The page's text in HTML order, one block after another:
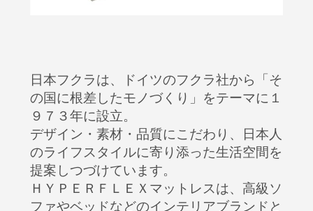
日本フクラは、ドイツのフクラ社から「そ
の国に根差したモノづくり」をテーマに１
９７３年に設立。
デザイン・素材・品質にこだわり、日本人
のライフスタイルに寄り添った生活空間を
提案しつづけています。
ＨＹＰＥＲＦＬＥＸマットレスは、高級ソ
ファやベッドなどのインテリアブランドと